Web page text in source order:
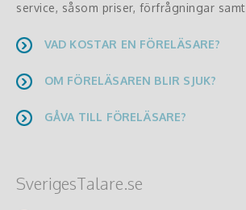
service, såsom priser, förfrågningar
VAD KOSTAR EN FÖRELÄSARE?
OM FÖRELÄSAREN BLIR SJUK?
GÅVA TILL FÖRELÄSARE?
SverigesTalare.se